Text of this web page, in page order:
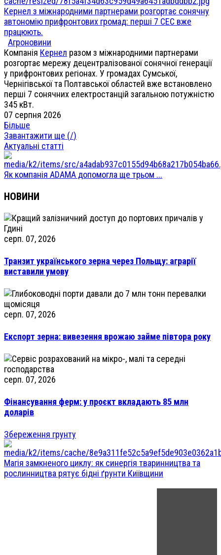
Кернел з міжнародними партнерами розгортає сонячну
автономію прифронтових громад: перші 7 СЕС вже
працюють.
Агроновини
Компанія Кернел разом з міжнародними партнерами
розгортає мережу децентралізованої сонячної генерації
у прифронтових регіонах. У громадах Сумської,
Чернігівської та Полтавської областей вже встановлено
перші 7 сонячних електростанцій загальною потужністю
345 кВт.
07 серпня 2026
Більше
Завантажити ще (/)
Актуальні статті
Як компанія ADAMA допомогла ще трьом ...
НОВИНИ
серп. 07, 2026
Транзит українського зерна через Польщу: аграрії
виставили умову
серп. 07, 2026
Експорт зерна: вивезення врожаю займе півтора року
серп. 07, 2026
Фінансування ферм: у проєкт вкладають 85 млн
доларів
Збереження грунту
Магія замкненого циклу: як синергія тваринництва та
рослинництва рятує бідні ґрунти Київщини